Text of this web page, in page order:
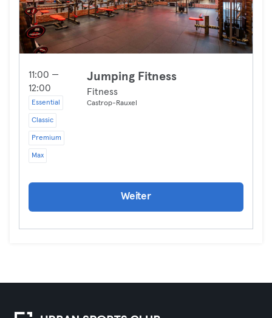
11:00 —
12:00
Essential
Classic
Premium
Max
Jumping Fitness
Fitness
Castrop-Rauxel
Weiter